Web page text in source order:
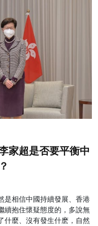
家超是否要平衡中
是相信中國持續發展、香港
續抱住懷疑態度的，多說無
什麼、沒有發生什麽，自然